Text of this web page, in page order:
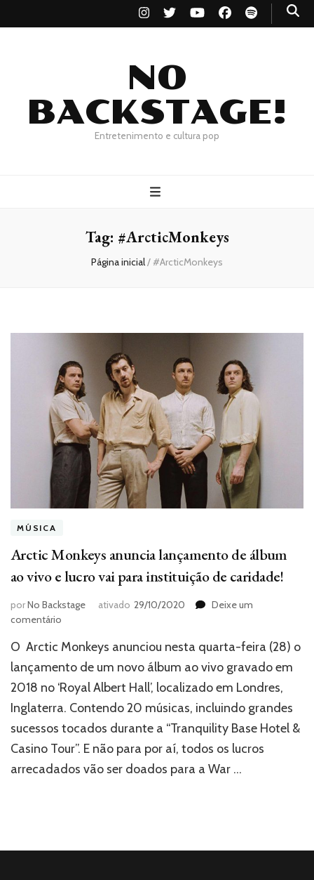
NO
BACKSTAGE!
Entretenimento e cultura pop
Tag: #ArcticMonkeys
Página inicial/ #ArcticMonkeys
MÚSICA
Arctic Monkeys anuncia lançamento de álbum
ao vivo e lucro vai para instituição de caridade!
porNo Backstage ativado 29/10/2020
Deixe um
comentário
Monkeys
anuncia
de
álbum
ao
vivo
e
lucro
O Arctic Monkeys anunciou nesta quarta-feira (28) o
lançamento de um novo álbum ao vivo gravado em
2018 no ‘Royal Albert Hall’, localizado em Londres,
Inglaterra. Contendo 20 músicas, incluindo grandes
sucessos tocados durante a “Tranquility Base Hotel &
Casino Tour”. E não para por aí, todos os lucros
arrecadados vão ser doados para a War …